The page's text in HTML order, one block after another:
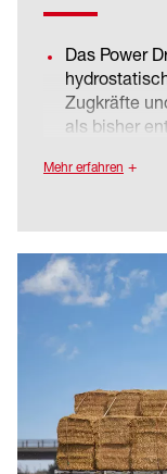
Das Power
Zugkräfte
als bisher
Fahrantriebe
eine
Mehr erfahren